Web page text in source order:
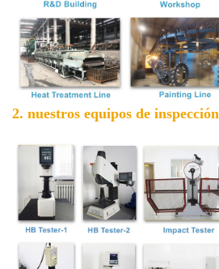
2. nuestros equipos de inspección